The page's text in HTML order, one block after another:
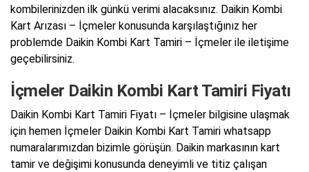
kombilerinizden ilk günkü verimi alacaksınız. Daikin Kombi
Kart Arızası – İçmeler konusunda karşılaştığınız her
problemde Daikin Kombi Kart Tamiri – İçmeler ile iletişime
geçebilirsiniz.
İçmeler Daikin Kombi Kart Tamiri Fiyatı
Daikin Kombi Kart Tamiri Fiyatı – İçmeler bilgisine ulaşmak
için hemen İçmeler Daikin Kombi Kart Tamiri whatsapp
numaralarımızdan bizimle görüşün. Daikin markasının kart
tamir ve değişimi konusunda deneyimli ve titiz çalışan